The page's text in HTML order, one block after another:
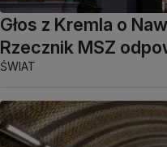
Głos z Kremla o
Rzecznik MSZ
ŚWIAT